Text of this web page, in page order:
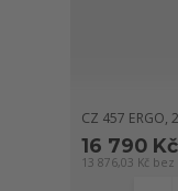
CZ 457 ERGO,
16 790 Kč
13 876,03 Kč bez